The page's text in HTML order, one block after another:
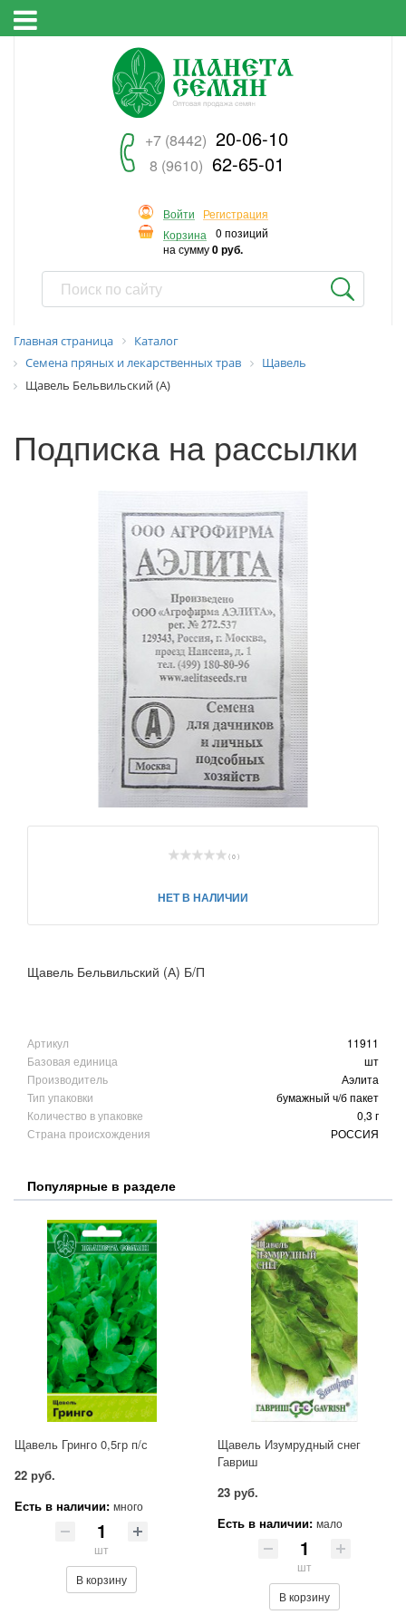
+7 (8442) 20-06-10
8 (9610) 62-65-01
Войти
Регистрация
Корзина
0 позиций
на сумму0 руб.
Главная страница
Каталог
Семена пряных и лекарственных трав
Щавель
Щавель Бельвильский (А)
Подписка на рассылки
( 0 )
НЕТ В НАЛИЧИИ
Щавель Бельвильский (А) Б/П
Артикул
11911
Базовая единица
шт
Производитель
Аэлита
Тип упаковки
бумажный ч/б пакет
Количество в упаковке
0,3 г
Страна происхождения
РОССИЯ
Популярные в разделе
Щавель Гринго 0,5гр п/с
22 руб.
Есть в наличии: много
шт
В корзину
Щавель Изумрудный снег
Гавриш
23 руб.
Есть в наличии: мало
шт
В корзину